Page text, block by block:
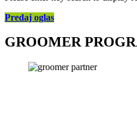
Predaj oglas
GROOMER